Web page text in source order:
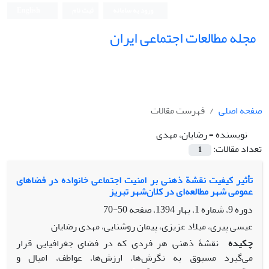
مجله مطالعات اجتماعی ایران
صفحه اصلی
فهرست مقالات
نویسنده =رضایان، مهدی
تعداد مقالات:
1
تأثیر کیفیت نقشة ذهنی بر امنیت اجتماعی خانواده در فضاهای
عمومی‌ شهر مطالعه‌ای در کلان‌شهر تبریز
دوره 9، شماره 1، بهار 1394، صفحه
50-70
عیسی پیری، میلاد عزیزی، پیمان روشنایی، مهدی رضایان
چکیده نقشۀ ذهنی هر فردی که در فضای جغرافیایی قرار
می‌‌گیرد مسبوق به نگرش‌ها، ارزش‌ها، عواطف، امیال و